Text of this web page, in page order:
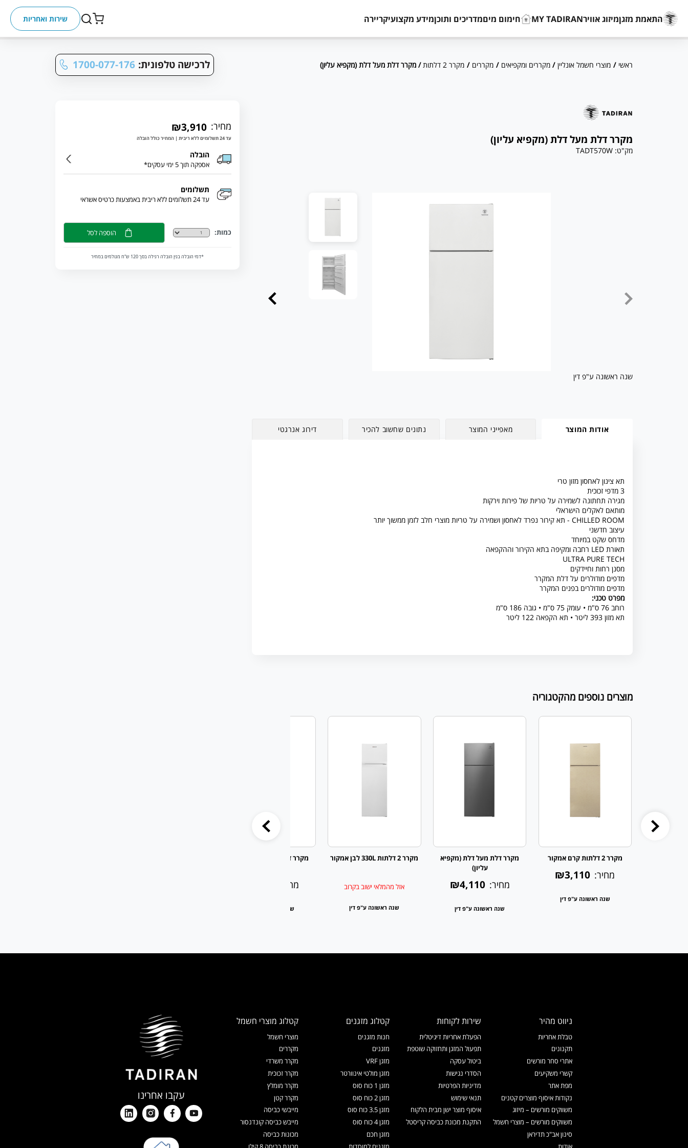
התאמת מזגןמיזוג אווירMY TADIRAN חימום מיםמדריכים ותוכןמידע מקצועיקריירה שירות ואחריות
ראשי / מוצרי חשמל אונליין / מקררים ומקפיאים / מקררים / מקרר 2 דלתות / מקרר דלת מעל דלת (מקפיא עליון) 1700-077-176 לרכישה טלפונית:
מקרר דלת מעל דלת (מקפיא עליון)
מק"ט:TADT570W
שנה ראשונה ע"פ דין
אודות המוצר מאפייני המוצר נתונים שחשוב להכיר דירוג אנרגטי
תא צינון לאחסון מזון טרי
3 מדפי זכוכית
מגירה תחתונה לשמירה על טריות של פירות וירקות
מותאם לאקלים הישראלי
CHILLED ROOM - תא קירור נפרד לאחסון ושמירה על טריות מוצרי חלב לזמן ממשוך יותר
עיצוב חדשני
מדחס שקט במיוחד
תאורת LED רחבה ומקיפה בתא הקירור וההקפאה
ULTRA PURE TECH
מסנן רחות וחיידקים
מדפים מודולרים על דלת המקרר
מדפים מודולרים בפנים המקרר
מפרט טכני:
רוחב 76 ס"מ • עומק 75 ס"מ • גובה 186 ס"מ
תא מזון 393 ליטר • תא הקפאה 122 ליטר
מוצרים נוספים מהקטגוריה
מקרר 2 דלתות קרם אמקור
מחיר: ₪3,110
שנה ראשונה ע"פ דין
מקרר דלת מעל דלת (מקפיא
עליון)
מחיר: ₪4,110
שנה ראשונה ע"פ דין
מקרר 2 דלתות 330L לבן אמקור
אזל מהמלאי ישוב בקרוב
שנה ראשונה ע"פ דין
מקרר דלת מעל דלת (מקפיא
מחיר:
שנה ראשונה ע"פ דין
מחיר: ₪3,910
עד 24 תשלומים ללא ריבית | המחיר כולל הובלה
הובלה
אספקה תוך 5 ימי עסקים*
תשלומים
עד 24 תשלומים ללא ריבית באמצעות כרטיס אשראי
כמות: הוספה לסל
*דמי הובלה בגין הובלה רגילה בסך 120 ש”ח מגולמים במחיר
ניווט מהיר
טבלת אחריות
תקנונים
אתרי סחר מורשים
קשרי משקיעים
מפת אתר
נקודות איסוף מוצרים קטנים
משווקים מורשים – מיזוג
משווקים מורשים – מוצרי חשמל
סינון אב"כ תדיראן
שירות לקוחות
הפעלת אחריות דיגיטלית
תפעול המזגן ותחזוקה שוטפת
ביטול עסקה
הסדרי נגישות
מדיניות הפרטיות
תנאי שימוש
איסוף מוצר ישן מבית הלקוח
התקנת מכונת כביסה קריסטל
קטלוג מזגנים
חנות מזגנים
מזגנים
מזגן VRF
מזגן מולטי אינוורטר
מזגן 1 כוח סוס
מזגן 2 כוח סוס
מזגן 3.5 כוח סוס
מזגן 4 כוח סוס
מזגן חכם
קטלוג מוצרי חשמל
מוצרי חשמל
מקררים
מקרר משרדי
מקרר זכוכית
מקרר מומלץ
מקרר קטן
מייבשי כביסה
מייבש כביסה קונדנסור
מכונות כביסה
עקבו אחרינו